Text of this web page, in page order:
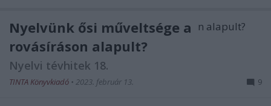
Nyelvünk ősi műveltsége a
rovásíráson alapult?
Nyelvi tévhitek 18.
TINTA Könyvkiadó • 2023. február 13. 9